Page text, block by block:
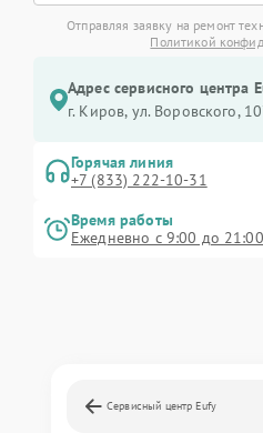
Отправляя заявку на ремонт
Политикой
Адрес сервисного центра
г. Киров, ул. Воровского,
Горячая линия
+7 (833) 222-10-31
Время работы
Ежедневно с 9:00 до 21:00
Сервисный центр Eufy